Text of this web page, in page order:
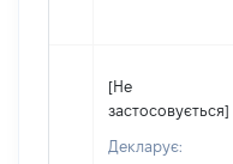
[Не
застосовується]
Декларує: